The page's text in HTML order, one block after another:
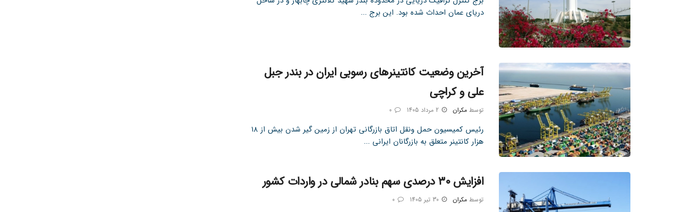
دریای عمان احداث شده بود. این برج ...
آخرین وضعیت کانتینرهای رسوبی ایران در بندر جبل‌
علی و کراچی
توسط مکران 2 مرداد 1405 0
رئیس کمیسیون حمل‌ ونقل اتاق بازرگانی تهران از زمین‌ گیر شدن بیش از ۱۸
هزار کانتینر متعلق به بازرگانان ایرانی ...
افزایش ۳۰ درصدی سهم بنادر شمالی در واردات کشور
توسط مکران 30 تیر 1405 0